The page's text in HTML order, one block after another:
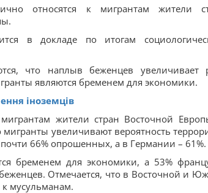
относятся к мигрантам жители
в докладе по итогам
что наплыв беженцев увеличивает
являются бременем для экономики.
іноземців
жители стран Восточной
увеличивают вероятность
почти 66% опрошенных, а в Германии – 61%.
бременем для экономики, а 53%
Отмечается, что в Восточной и
мусульманам.